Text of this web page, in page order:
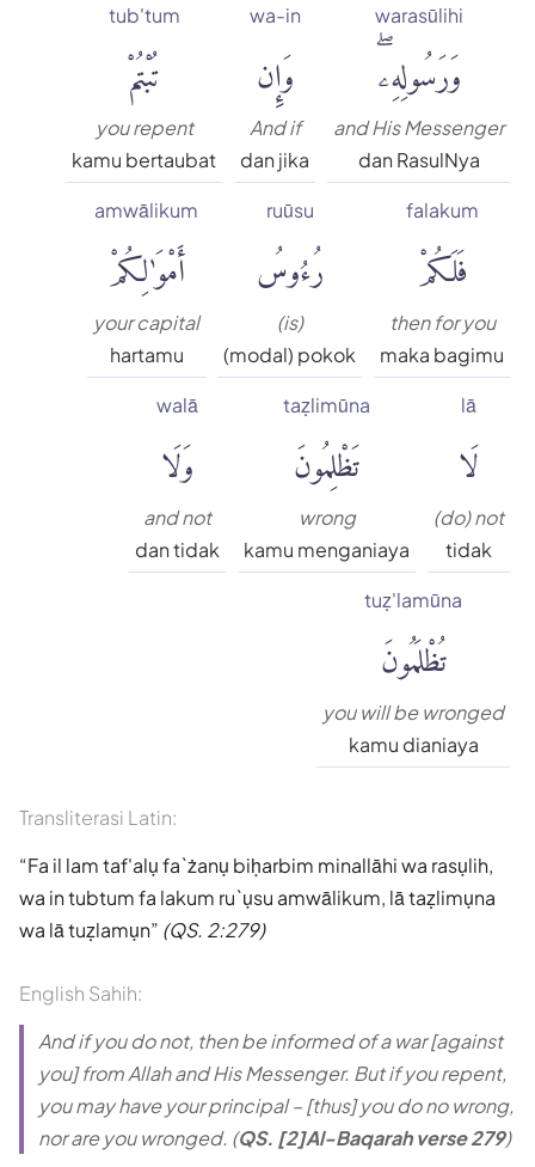
warasūlihi
وَرَسُولِهِۦۖ
and His Messenger
dan RasulNya
wa-in
وَإِن
And if
dan jika
tub'tum
تُبْتُمْ
you repent
kamu bertaubat
falakum
فَلَكُمْ
then for you
maka bagimu
ruūsu
رُءُوسُ
(is)
(modal) pokok
amwālikum
أَمْوَٰلِكُمْ
your capital
hartamu
lā
لَا
(do) not
tidak
taẓlimūna
تَظْلِمُونَ
wrong
kamu menganiaya
walā
وَلَا
and not
dan tidak
tuẓ'lamūna
تُظْلَمُونَ
you will be wronged
kamu dianiaya
Transliterasi Latin:
Fa il lam taf'alụ fa`żanụ biḥarbim minallāhi wa rasụlih,
wa in tubtum fa lakum ru`ụsu amwālikum, lā taẓlimụna
wa lā tuẓlamụn (QS. 2:279)
English Sahih:
And if you do not, then be informed of a war [against
you] from Allah and His Messenger. But if you repent,
you may have your principal – [thus] you do no wrong,
nor are you wronged. (QS. [2]Al-Baqarah verse 279)